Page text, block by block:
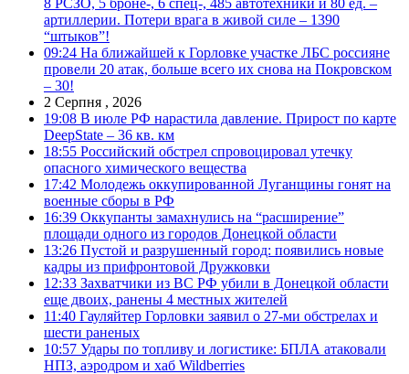
артиллерии. Потери врага в живой силе – 1390
“штыков”!
09:24 На ближайшей к Горловке участке ЛБС россияне
провели 20 атак, больше всего их снова на Покровском
– 30!
2 Серпня , 2026
19:08 В июле РФ нарастила давление. Прирост по карте
DeepState – 36 кв. км
18:55 Российский обстрел спровоцировал утечку
опасного химического вещества
17:42 Молодежь оккупированной Луганщины гонят на
военные сборы в РФ
16:39 Оккупанты замахнулись на “расширение”
площади одного из городов Донецкой области
13:26 Пустой и разрушенный город: появились новые
кадры из прифронтовой Дружковки
12:33 Захватчики из ВС РФ убили в Донецкой области
еще двоих, ранены 4 местных жителей
11:40 Гауляйтер Горловки заявил о 27-ми обстрелах и
шести раненых
10:57 Удары по топливу и логистике: БПЛА атаковали
НПЗ, аэродром и хаб Wildberries